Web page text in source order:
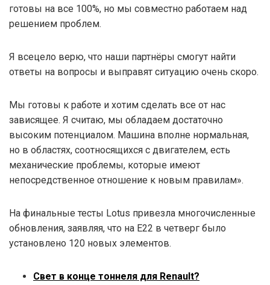
готовы на все 100%, но мы совместно работаем над
решением проблем.
Я всецело верю, что наши партнёры смогут найти
ответы на вопросы и выправят ситуацию очень скоро.
Мы готовы к работе и хотим сделать все от нас
зависящее. Я считаю, мы обладаем достаточно
высоким потенциалом. Машина вполне нормальная,
но в областях, соотносящихся с двигателем, есть
механические проблемы, которые имеют
непосредственное отношение к новым правилам».
На финальные тесты Lotus привезла многочисленные
обновления, заявляя, что на E22 в четверг было
установлено 120 новых элементов.
Свет в конце тоннеля для Renault?